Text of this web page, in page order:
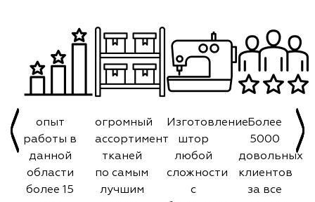
опыт
работы в
данной
области
более 15
огромный
ассортимент
тканей
по самым
лучшим
Изготовление
штор
любой
сложности
с
Более
5000
довольных
клиентов
за все